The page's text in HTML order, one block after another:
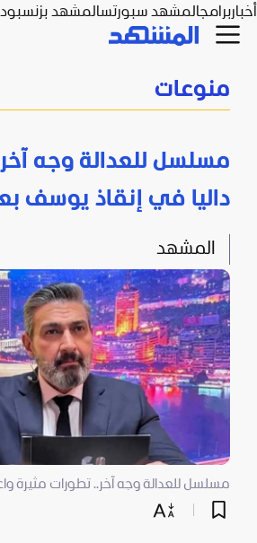
أخباربرامجالمشهد سبورتسالمشهد بزنس
منوعات
مسلسل للعدالة وجه
داليا في إنقاذ يوسف
المشهد
مسلسل للعدالة وجه آخر.. تطورات مثيرة